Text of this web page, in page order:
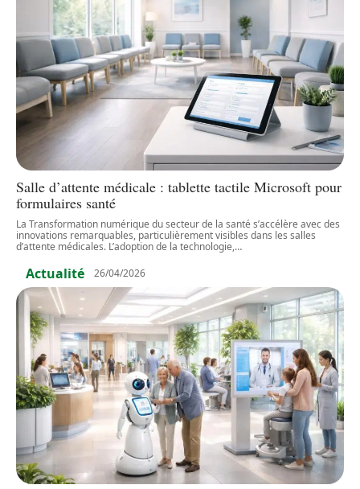
Salle d’attente médicale : tablette tactile Microsoft pour
formulaires santé
La Transformation numérique du secteur de la santé s’accélère avec des
innovations remarquables, particulièrement visibles dans les salles
d’attente médicales. L’adoption de la technologie,…
Actualité 26/04/2026